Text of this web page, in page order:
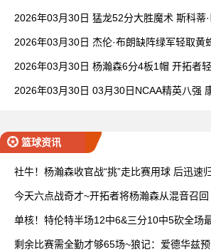
2026年03月30日 猛龙52分大胜魔术 斯科蒂·
2026年03月30日 杰伦·布朗缺阵绿军轻取黄
2026年03月30日 杨瀚森6分4板1帽 开拓者
2026年03月30日 03月30日NCAA精英八强
篮球资讯
社牛！杨瀚森收官战“挑”走比赛用球 后迅速
今天六点战奇才~开拓者将杨瀚森从混音召回
单核！特伦特半场12中6&三分10中5砍全场
剩余比赛需全勤才够65场~狼记：爱德华兹